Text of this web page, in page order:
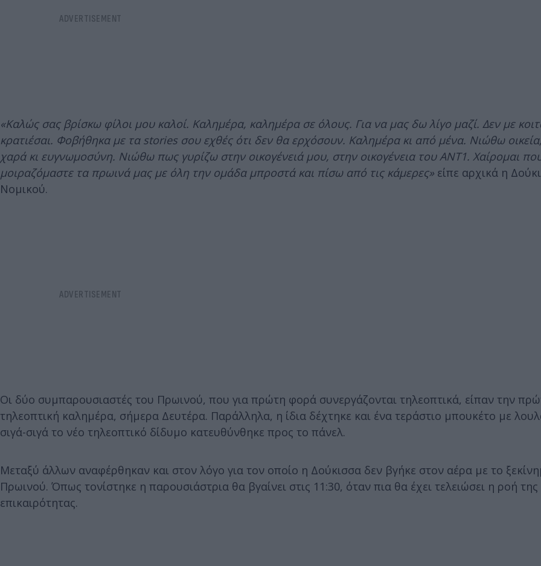
«Καλώς σας βρίσκω φίλοι μου καλοί. Καλημέρα, καλημέρα σε όλους. Για να μας δω λίγο μαζί. Δεν με
κρατιέσαι. Φοβήθηκα με τα stories σου εχθές ότι δεν θα ερχόσουν. Καλημέρα κι από μένα. Νιώθω
χαρά κι ευγνωμοσύνη. Νιώθω πως γυρίζω στην οικογένειά μου, στην οικογένεια του ΑΝΤ1. Χαίρομαι
μοιραζόμαστε τα πρωινά μας με όλη την ομάδα μπροστά και πίσω από τις κάμερες» είπε αρχικά η
Νομικού.
Οι δύο συμπαρουσιαστές του Πρωινού, που για πρώτη φορά συνεργάζονται τηλεοπτικά, είπαν την
τηλεοπτική καλημέρα, σήμερα Δευτέρα. Παράλληλα, η ίδια δέχτηκε και ένα τεράστιο μπουκέτο με
σιγά-σιγά το νέο τηλεοπτικό δίδυμο κατευθύνθηκε προς το πάνελ.
Μεταξύ άλλων αναφέρθηκαν και στον λόγο για τον οποίο η Δούκισσα δεν βγήκε στον αέρα με το
Πρωινού. Όπως τονίστηκε η παρουσιάστρια θα βγαίνει στις 11:30, όταν πια θα έχει τελειώσει η ροή της
επικαιρότητας.